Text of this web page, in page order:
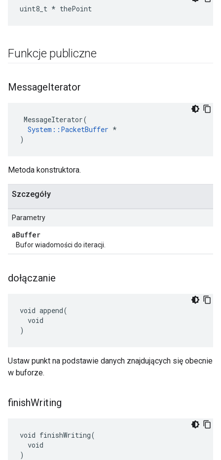
uint8_t * thePoint
Funkcje publiczne
MessageIterator
MessageIterator(
System::PacketBuffer *
)
Metoda konstruktora.
Szczegóły
Parametry
aBuffer
Bufor wiadomości do iteracji.
dołączanie
void append(
  void
)
Ustaw punkt na podstawie danych znajdujących się obecnie
w buforze.
finishWriting
void finishWriting(
  void
)